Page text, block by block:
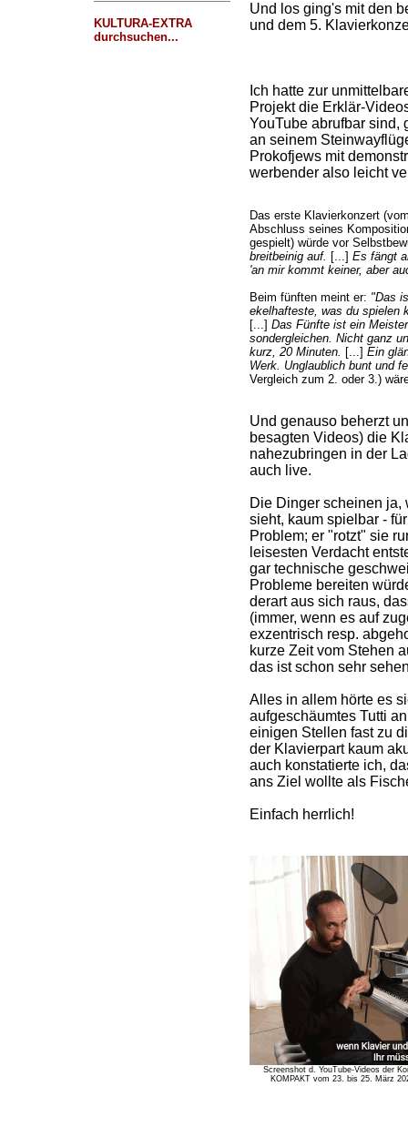
KULTURA-EXTRA
durchsuchen...
Und los ging's mit den
und dem 5.
Ich hatte zur
Projekt die Erklär-
YouTube abrufbar sind,
an seinem
Prokofjews mit
werbender also leicht
Das erste Klavierkonzert
Abschluss seines
gespielt) würde vor
breitbeinig auf. [...] Es fängt
'an mir kommt keiner, aber
Beim fünften meint er: "Das
ekelhafteste, was du spielen
[...] Das Fünfte ist ein
sondergleichen. Nicht ganz
kurz, 20 Minuten. [...] Ein
Werk. Unglaublich bunt und
Vergleich zum 2. oder 3.)
Und genauso beherzt
besagten Videos) die
nahezubringen in der
auch live.
Die Dinger scheinen ja,
sieht, kaum spielbar -
Problem; er "rotzt" sie
leisesten Verdacht
gar technische
Probleme bereiten
derart aus sich raus,
(immer, wenn es auf
exzentrisch resp.
kurze Zeit vom Stehen
das ist schon sehr
Alles in allem hörte es
aufgeschäumtes Tutti
einigen Stellen fast zu
der Klavierpart kaum
auch konstatierte ich,
ans Ziel wollte als
Einfach herrlich!
Screenshot d. YouTube-Videos der
KOMPAKT vom 23. bis 25. März